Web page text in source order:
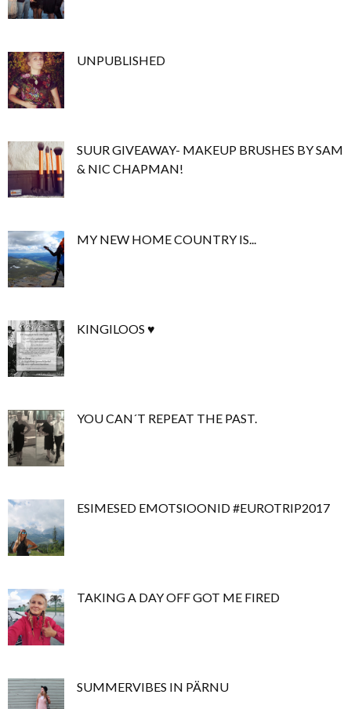
UNPUBLISHED
SUUR GIVEAWAY- MAKEUP BRUSHES BY SAM
& NIC CHAPMAN!
MY NEW HOME COUNTRY IS...
KINGILOOS ♥
YOU CAN´T REPEAT THE PAST.
ESIMESED EMOTSIOONID #EUROTRIP2017
TAKING A DAY OFF GOT ME FIRED
SUMMERVIBES IN PÄRNU